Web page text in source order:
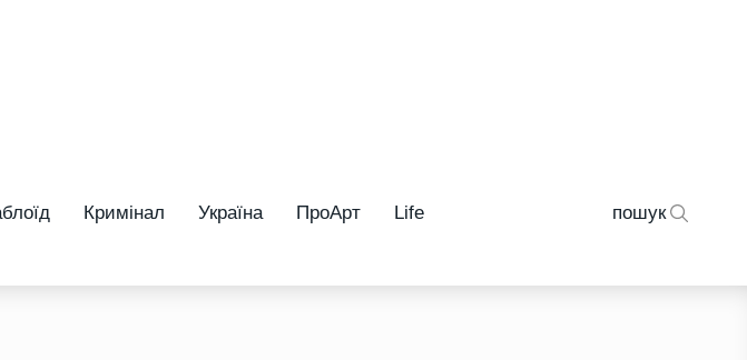
Кримінал Україна ПроАрт Life пошук